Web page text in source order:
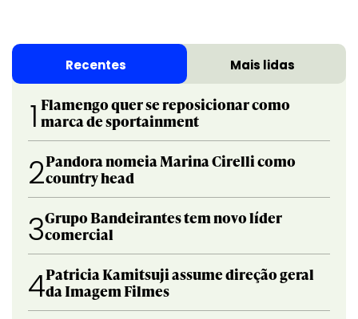
Recentes Mais lidas
1 Flamengo quer se reposicionar como
marca de sportainment
2Pandora nomeia Marina Cirelli como
country head
3Grupo Bandeirantes tem novo líder
comercial
4Patricia Kamitsuji assume direção geral
da Imagem Filmes